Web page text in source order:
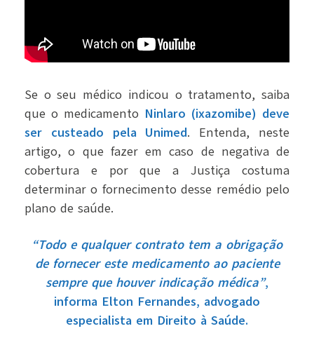
Se o seu médico indicou o tratamento, saiba
que o medicamento Ninlaro (ixazomibe) deve
ser custeado pela Unimed. Entenda, neste
artigo, o que fazer em caso de negativa de
cobertura e por que a Justiça costuma
determinar o fornecimento desse remédio pelo
plano de saúde.
“Todo e qualquer contrato tem a obrigação
de fornecer este medicamento ao paciente
sempre que houver indicação médica”,
informa Elton Fernandes, advogado
especialista em Direito à Saúde.